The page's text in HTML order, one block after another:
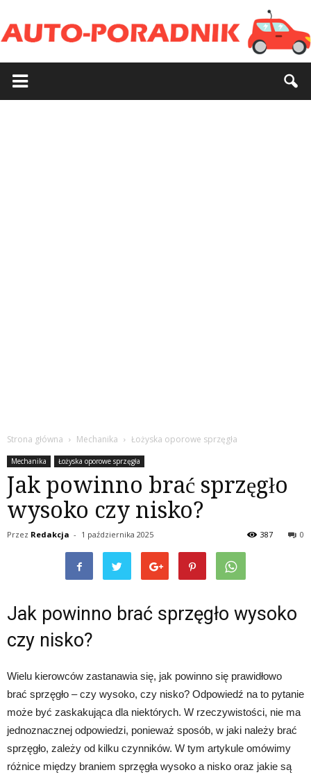
Strona główna Mechanika Łożyska oporowe sprzęgła
Mechanika Łożyska oporowe sprzęgła
Jak powinno brać sprzęgło
wysoko czy nisko?
Przez Redakcja - 1 października 2025 0
387
Jak powinno brać sprzęgło wysoko
czy nisko?
Wielu kierowców zastanawia się, jak powinno się prawidłowo
brać sprzęgło – czy wysoko, czy nisko? Odpowiedź na to pytanie
może być zaskakująca dla niektórych. W rzeczywistości, nie ma
jednoznacznej odpowiedzi, ponieważ sposób, w jaki należy brać
sprzęgło, zależy od kilku czynników. W tym artykule omówimy
różnice między braniem sprzęgła wysoko a nisko oraz jakie są